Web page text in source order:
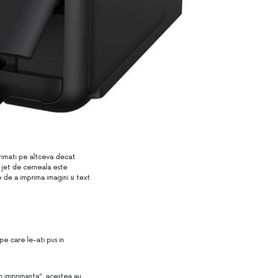
pe altceva decat
jet de cerneala este
a imprima imagini si text
care le-ati pus in
acestea au